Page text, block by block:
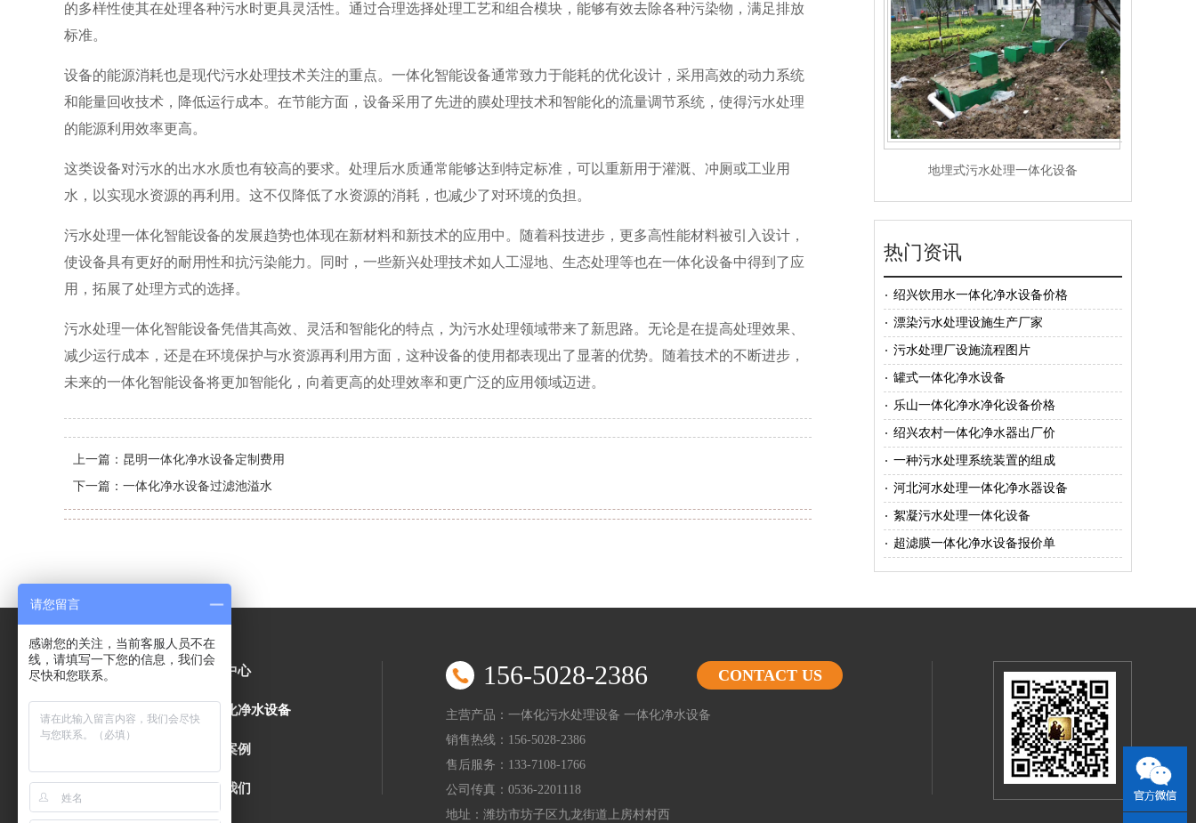
的多样性使其在处理各种污水时更具灵活性。通过合理选择处理工艺和组合模块，能够有效去除各种污染物，满足排放
标准。
设备的能源消耗也是现代污水处理技术关注的重点。一体化智能设备通常致力于能耗的优化设计，采用高效的动力系统
和能量回收技术，降低运行成本。在节能方面，设备采用了先进的膜处理技术和智能化的流量调节系统，使得污水处理
的能源利用效率更高。
这类设备对污水的出水水质也有较高的要求。处理后水质通常能够达到特定标准，可以重新用于灌溉、冲厕或工业用
水，以实现水资源的再利用。这不仅降低了水资源的消耗，也减少了对环境的负担。
污水处理一体化智能设备的发展趋势也体现在新材料和新技术的应用中。随着科技进步，更多高性能材料被引入设计，
使设备具有更好的耐用性和抗污染能力。同时，一些新兴处理技术如人工湿地、生态处理等也在一体化设备中得到了应
用，拓展了处理方式的选择。
污水处理一体化智能设备凭借其高效、灵活和智能化的特点，为污水处理领域带来了新思路。无论是在提高处理效果、
减少运行成本，还是在环境保护与水资源再利用方面，这种设备的使用都表现出了显著的优势。随着技术的不断进步，
未来的一体化智能设备将更加智能化，向着更高的处理效率和更广泛的应用领域迈进。
上一篇： 昆明一体化净水设备定制费用
下一篇： 一体化净水设备过滤池溢水
地埋式污水处理一体化设备
热门资讯
绍兴饮用水一体化净水设备价格
漂染污水处理设施生产厂家
污水处理厂设施流程图片
罐式一体化净水设备
乐山一体化净水净化设备价格
绍兴农村一体化净水器出厂价
一种污水处理系统装置的组成
河北河水处理一体化净水器设备
絮凝污水处理一体化设备
超滤膜一体化净水设备报价单
公司简介 产品中心
一体化净水设备
工程案例
联系我们
156-5028-2386 CONTACT US
主营产品： 一体化污水处理设备 一体化净水设备
销售热线：156-5028-2386
售后服务：133-7108-1766
公司传真：0536-2201118
地址：潍坊市坊子区九龙街道上房村村西
请您留言
感谢您的关注，当前客服人员不在
线，请填写一下您的信息，我们会
尽快和您联系。